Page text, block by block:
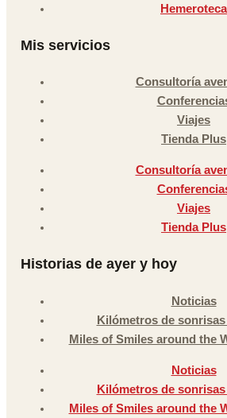
Hemeroteca
Mis servicios
Consultoría
Viajes
Tienda Plus
Consultoría
Viajes
Tienda Plus
Historias de ayer y hoy
Noticias
Kilómetros de sonrisas
Miles of Smiles around the
Noticias
Kilómetros de sonrisas
Miles of Smiles around the